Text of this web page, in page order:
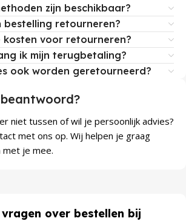
zijn beschikbaar?
bestelling retourneren?
voor retourneren?
ik mijn terugbetaling?
ook worden geretourneerd?
niet tussen of wil je persoonlijk advies?
met ons op. Wij helpen je graag
met je mee.
over bestellen bij